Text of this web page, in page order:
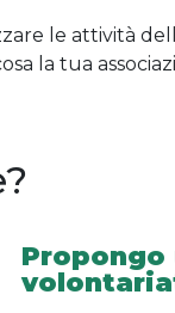
le attività
la tua